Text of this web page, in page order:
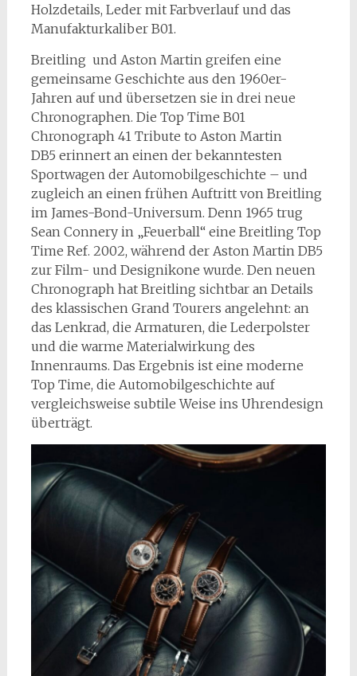
Holzdetails, Leder mit Farbverlauf und das
Manufakturkaliber B01.
Breitling und Aston Martin greifen eine
gemeinsame Geschichte aus den 1960er-
Jahren auf und übersetzen sie in drei neue
Chronographen. Die Top Time B01
Chronograph 41 Tribute to Aston Martin
DB5 erinnert an einen der bekanntesten
Sportwagen der Automobilgeschichte – und
zugleich an einen frühen Auftritt von Breitling
im James-Bond-Universum. Denn 1965 trug
Sean Connery in „Feuerball“ eine Breitling Top
Time Ref. 2002, während der Aston Martin DB5
zur Film- und Designikone wurde. Den neuen
Chronograph hat Breitling sichtbar an Details
des klassischen Grand Tourers angelehnt: an
das Lenkrad, die Armaturen, die Lederpolster
und die warme Materialwirkung des
Innenraums. Das Ergebnis ist eine moderne
Top Time, die Automobilgeschichte auf
vergleichsweise subtile Weise ins Uhrendesign
überträgt.